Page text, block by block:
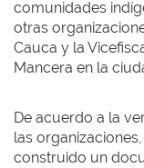
comunidades
otras
Cauca y la
Mancera en la
De acuerdo a la
las
construido un